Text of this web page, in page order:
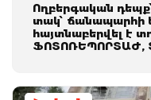
Ողբերգական
տակ՝ ճանապարհի
հայտնաբերվել է
ՖՈՏՈՌԵՊՈՐՏԱԺ,